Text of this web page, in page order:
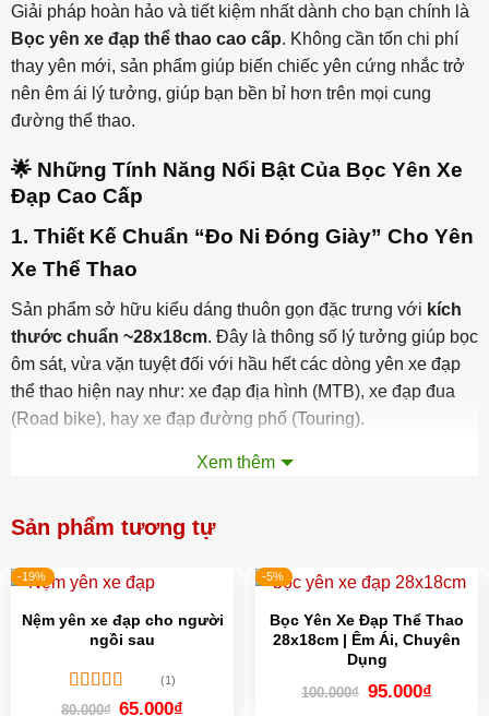
Giải pháp hoàn hảo và tiết kiệm nhất dành cho bạn chính là
Bọc yên xe đạp thể thao cao cấp. Không cần tốn chi phí
thay yên mới, sản phẩm giúp biến chiếc yên cứng nhắc trở
nên êm ái lý tưởng, giúp bạn bền bỉ hơn trên mọi cung
đường thể thao.
🌟 Những Tính Năng Nổi Bật Của Bọc Yên Xe
Đạp Cao Cấp
1. Thiết Kế Chuẩn “Đo Ni Đóng Giày” Cho Yên
Xe Thể Thao
Sản phẩm sở hữu kiểu dáng thuôn gọn đặc trưng với kích
thước chuẩn ~28x18cm. Đây là thông số lý tưởng giúp bọc
ôm sát, vừa vặn tuyệt đối với hầu hết các dòng yên xe đạp
thể thao hiện nay như: xe đạp địa hình (MTB), xe đạp đua
(Road bike), hay xe đạp đường phố (Touring).
2. Trải Nghiệm Cao Cấp – Tạm Biệt Cơn Đau
Đệm dày đàn hồi tốt:Lớp lõi đệm mút xốp cao cấp, độ
dày lên đến 4cm cực êm, giúp hấp thụ các lực rung chấn
Tối ưu hiệu suất tập luyện:
Mang lại sự thoải mái tối đa
cho các biker, giúp bạn tập trung nâng cao tốc độ và
chinh phục những quãng đường xa hơn mà không lo đau
Xem thêm
Sản phẩm tương tự
-19%
Nệm yên xe đạp cho người
ngồi sau
Được xếp
(1)
80.000₫ Giá
65.000₫
-5%
Bọc Yên Xe Đạp Thể Thao
28x18cm | Êm Ái, Chuyên
Dụng
100.000₫ Giá
gốc
95.000₫Giá
hiện